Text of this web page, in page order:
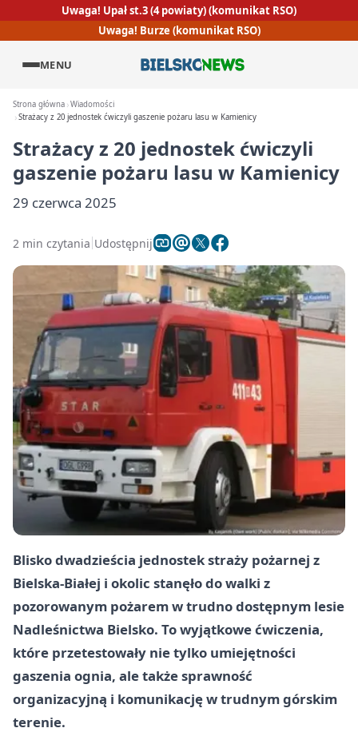
Uwaga! Upał st.3 (4 powiaty) (komunikat RSO)
Uwaga! Burze (komunikat RSO)
MENU
Strona główna Wiadomości
Strażacy z 20 jednostek ćwiczyli gaszenie pożaru lasu w Kamienicy
Strażacy z 20 jednostek ćwiczyli
gaszenie pożaru lasu w Kamienicy
29 czerwca 2025
2 min czytania Udostępnij
Blisko dwadzieścia jednostek straży pożarnej z
Bielska-Białej i okolic stanęło do walki z
pozorowanym pożarem w trudno dostępnym lesie
Nadleśnictwa Bielsko. To wyjątkowe ćwiczenia,
które przetestowały nie tylko umiejętności
gaszenia ognia, ale także sprawność
organizacyjną i komunikację w trudnym górskim
terenie.